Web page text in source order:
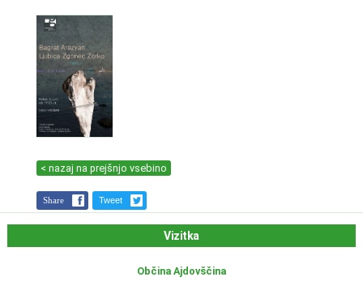
< nazaj na prejšnjo vsebino
Share Tweet
Vizitka
Občina Ajdovščina